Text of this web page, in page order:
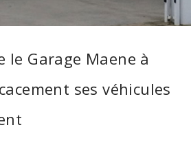
le Garage Maene à
ses véhicules